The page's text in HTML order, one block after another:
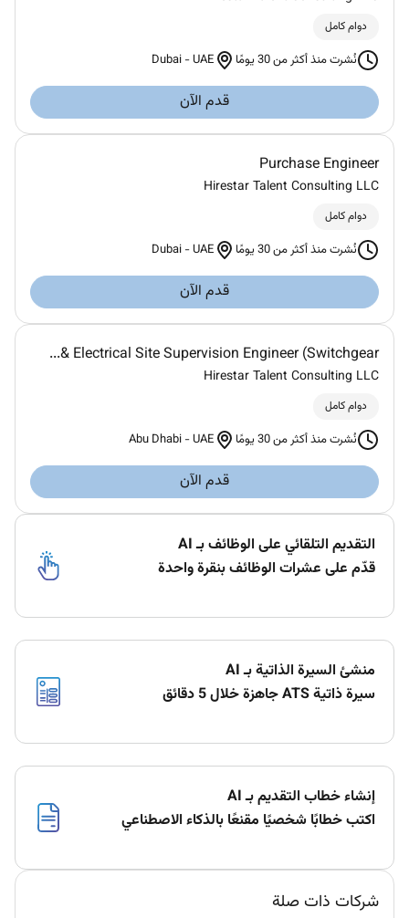
دوام كامل
نُشرت منذ أكثر من 30 يومًا Dubai -UAE
قدم الآن
Purchase Engineer
Hirestar Talent Consulting LLC
دوام كامل
نُشرت منذ أكثر من 30 يومًا Dubai -UAE
قدم الآن
Electrical Site Supervision Engineer (Switchgear &...
Hirestar Talent Consulting LLC
دوام كامل
نُشرت منذ أكثر من 30 يومًا Abu Dhabi -UAE
قدم الآن
التقديم التلقائي على الوظائف بـ AI
قدّم على عشرات الوظائف بنقرة واحدة
منشئ السيرة الذاتية بـ AI
سيرة ذاتية ATS جاهزة خلال 5 دقائق
إنشاء خطاب التقديم بـ AI
اكتب خطابًا شخصيًا مقنعًا بالذكاء الاصطناعي
شركات ذات صلة